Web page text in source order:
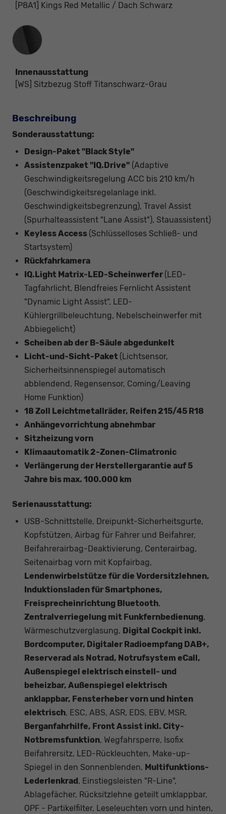
[P8A1] Kings Red Metallic / Dach Schwarz
Innenausstattung
Innenausstattung
[WS] Sitzbezug Stoff Titanschwarz-Grau
Beschreibung
Sonderausstattung:
Design-Paket "Black Style"
Assistenzpaket "IQ.Drive" (Adaptive
Geschwindigkeitsregelung ACC bis 210 km/h
(Geschwindigkeitsregelanlage inkl.
Geschwindigkeitsbegrenzung), Travel Assist
(Spurhalteassistent "Lane Assist"), Stauassistent)
Keyless Access (Schlüsselloses Schließ- und
Startsystem)
Rückfahrkamera
IQ.Light Matrix-LED-Scheinwerfer (LED-
Tagfahrlicht, Blendfreies Fernlicht Assistent
"Dynamic Light Assist", LED-
Kühlergrillbeleuchtung, Nebelscheinwerfer mit
Abbiegelicht)
Scheiben ab der B-Säule abgedunkelt
Licht-und-Sicht-Paket (Lichtsensor,
Sicherheitsinnenspiegel automatisch
abblendend, Regensensor, Coming/Leaving
Home Funktion)
18 Zoll Leichtmetallräder, Reifen 215/45 R18
Anhängevorrichtung abnehmbar
Sitzheizung vorn
Klimaautomatik 2-Zonen-Climatronic
Verlängerung der Herstellergarantie auf 5
Jahre bis max. 100.000 km
Serienausstattung:
USB-Schnittstelle, Dreipunkt-Sicherheitsgurte,
Kopfstützen, Airbag für Fahrer und Beifahrer,
Beifahrerairbag-Deaktivierung, Centerairbag,
Seitenairbag vorn mit Kopfairbag,
Lendenwirbelstütze für die Vordersitzlehnen,
Induktionsladen für Smartphones,
Freisprecheinrichtung Bluetooth,
Zentralverriegelung mit Funkfernbedienung,
Wärmeschutzverglasung, Digital Cockpit inkl.
Bordcomputer, Digitaler Radioempfang DAB+,
Reserverad als Notrad, Notrufsystem eCall,
Außenspiegel elektrisch einstell- und
beheizbar, Außenspiegel elektrisch
anklappbar, Fensterheber vorn und hinten
elektrisch, ESC, ABS, ASR, EDS, EBV, MSR,
Berganfahrhilfe, Front Assist inkl. City-
Notbremsfunktion, Wegfahrsperre, Isofix
Beifahrersitz, LED-Rückleuchten, Make-up-
Spiegel in den Sonnenblenden, Multifunktions-
Lederlenkrad , Einstiegsleisten "R-Line",
Ablagefächer, Rücksitzlehne geteilt umklappbar,
OPF - Partikelfilter, Leseleuchten vorn und hinten,